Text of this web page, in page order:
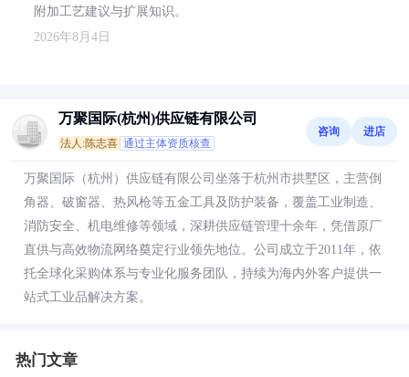
附加工艺建议与扩展知识。
2026年8月4日
万聚国际(杭州)供应链有限公司
法人:陈志喜 通过主体资质核查
咨询 进店
万聚国际（杭州）供应链有限公司坐落于杭州市拱墅区，主营倒
角器、破窗器、热风枪等五金工具及防护装备，覆盖工业制造、
消防安全、机电维修等领域，深耕供应链管理十余年，凭借原厂
直供与高效物流网络奠定行业领先地位。公司成立于2011年，依
托全球化采购体系与专业化服务团队，持续为海内外客户提供一
站式工业品解决方案。
热门文章